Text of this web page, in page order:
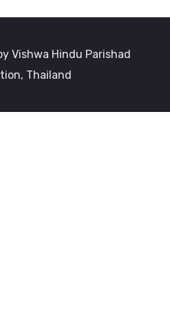
Vishwa Hindu Parishad
Thailand